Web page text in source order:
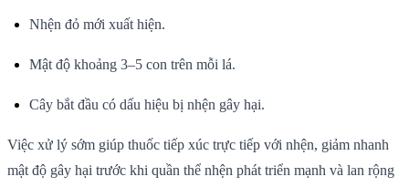
Nhện đỏ mới xuất hiện.
Mật độ khoảng 3–5 con trên mỗi lá.
Cây bắt đầu có dấu hiệu bị nhện gây hại.
Việc xử lý sớm giúp thuốc tiếp xúc trực tiếp với nhện, giảm nhanh
mật độ gây hại trước khi quần thể nhện phát triển mạnh và lan rộng